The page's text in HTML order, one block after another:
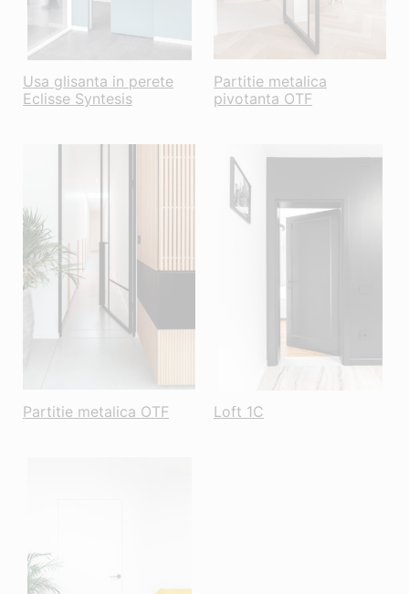
Usa glisanta in perete
Eclisse Syntesis
Partitie metalica
pivotanta OTF
Partitie metalica OTF Loft 1C